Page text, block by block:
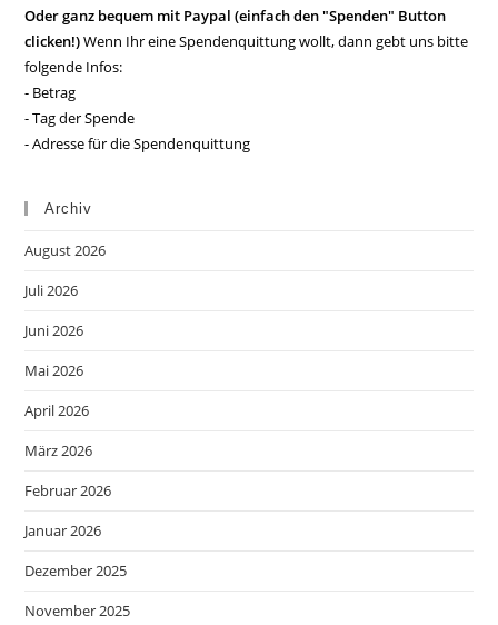
Oder ganz bequem mit Paypal (einfach den "Spenden" Button
clicken!)Wenn Ihr eine Spendenquittung wollt, dann gebt uns bitte
folgende Infos:
- Betrag
- Tag der Spende
- Adresse für die Spendenquittung
Archiv
August 2026
Juli 2026
Juni 2026
Mai 2026
April 2026
März 2026
Februar 2026
Januar 2026
Dezember 2025
November 2025